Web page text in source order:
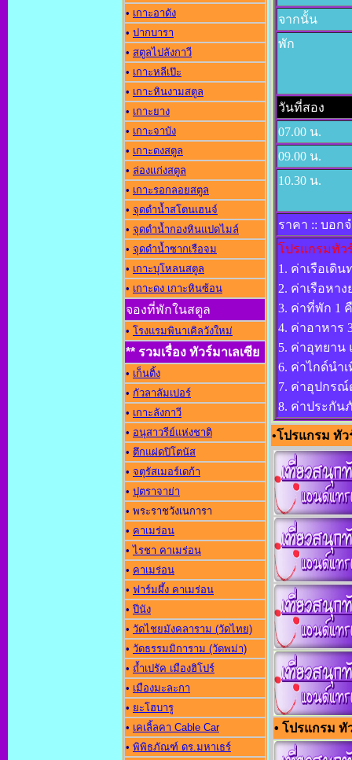
• เกาะอาดัง
• ปากบารา
• สตูลไปลังกาวี
• เกาะหลีเป๊ะ
• เกาะหินงามสตูล
• เกาะยาง
• เกาะจาบัง
• เกาะดงสตูล
• ล่องแก่งสตูล
• เกาะรอกลอยสตูล
• จุดดำน้ำสโตนเฮนจ์
• จุดดำน้ำกองหินแปดไมล์
• จุดดำน้ำซากเรือจม
• เกาะบุโหลนสตูล
• เกาะดง เกาะหินซ้อน
จองที่พักในสตูล
• โรงแรมพินาเคิลวังใหม่
** รวมเรื่อง ทัวร์มาเลเซีย
• เก็นติ้ง
• กัวลาลัมเปอร์
• เกาะลังกาวี
• อนุสาวรีย์แห่งชาต
• ตึกแฝดปิโตนัส
• จตุรัสเมอร์เดก้า
• ปุตราจาย่า
• พระราชวังเนการา
• คาเมร่อน
•ไรชา คาเมร่อน
• คาเมร่อน
• ฟาร์มผึ้ง คาเมร่อน
• ปีนัง
• วัดไชยมังคลาราม (วัดไทย)
• วัดธรรมมิการาม (วัดพม่า)
• ถ้ำเปรัค เมืองฮิโปร์
• เมืองมะละกา
• ยะโฮบารู
• เคเลิ้ลคา Cable Car
• พิพิธภัณฑ์ ดร.มหาเธร์
จากนั้น
พัก
วันที่สอง
07.00 น.
09.00 น.
10.30 น.
ราคา :: บอก
โปรแกรมทัว
1. ค่าเรือเดิ
2. ค่าเรือหา
3. ค่าที่พัก 1
4. ค่าอาหาร
5. ค่าอุทยาน
6. ค่าไกด์นำเ
7. ค่าอุปกร
8. ค่าประกัน
•โปรแกรม ทัว
• โปรแกรม ทั